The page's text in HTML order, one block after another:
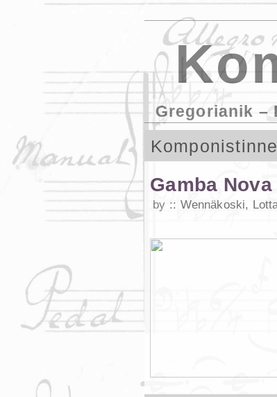
Gregorianik –
Gamba
by Wennäkoski,